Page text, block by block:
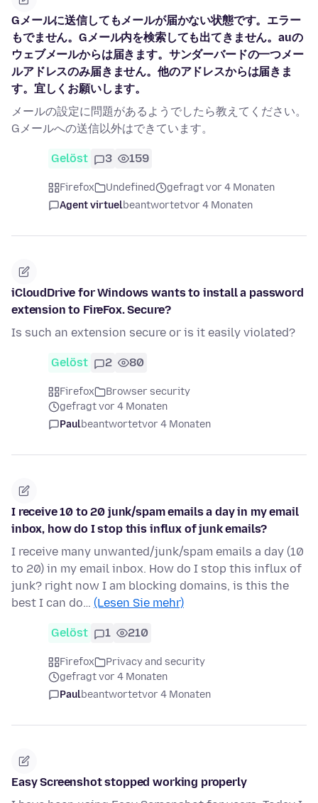
Gメールに送信してもメールが届かない状態です。エラー
もでません。Gメール内を検索しても出てきません。auの
ウェブメールからは届きます。サンダーバードの一つメー
ルアドレスのみ届きません。他のアドレスからは届きま
す。宜しくお願いします。
メールの設定に問題があるようでしたら教えてください。
Gメールへの送信以外はできています。
Gelöst 3 159
Firefox Undefined
gefragt vor 4 Monaten
Agent virtuelbeantwortetvor 4 Monaten
iCloudDrive for Windows wants to install a password
extension to FireFox. Secure?
Is such an extension secure or is it easily violated?
Gelöst 2 80
Firefox
Browser security
gefragt vor 4 Monaten
Paulbeantwortetvor 4 Monaten
I receive 10 to 20 junk/spam emails a day in my email
inbox, how do I stop this influx of junk emails?
I receive many unwanted/junk/spam emails a day (10
to 20) in my email inbox. How do I stop this influx of
junk? right now I am blocking domains, is this the
best I can do… (Lesen Sie mehr)
Gelöst 1 210
Firefox
Privacy and security
gefragt vor 4 Monaten
Paulbeantwortetvor 4 Monaten
Easy Screenshot stopped working properly